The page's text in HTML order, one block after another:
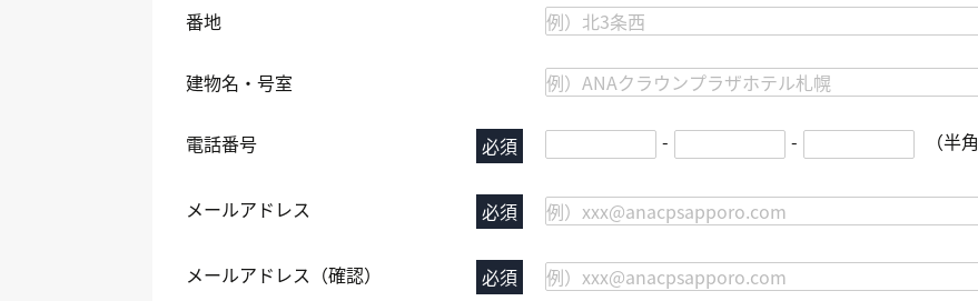
番地
建物名・号室
電話番号 必須 - -
メールアドレス 必須
メールアドレス（確認） 必須